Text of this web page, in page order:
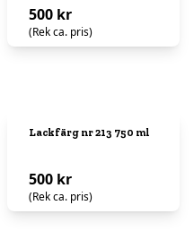
500 kr
(Rek ca. pris)
Lackfärg nr 213 750 ml
500 kr
(Rek ca. pris)